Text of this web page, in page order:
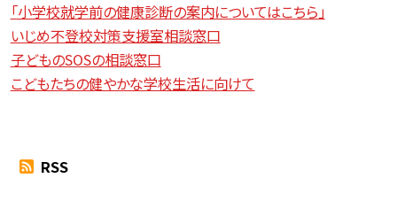
「小学校就学前の健康診断の案内についてはこちら」
いじめ不登校対策支援室相談窓口
子どものSOSの相談窓口
こどもたちの健やかな学校生活に向けて
RSS